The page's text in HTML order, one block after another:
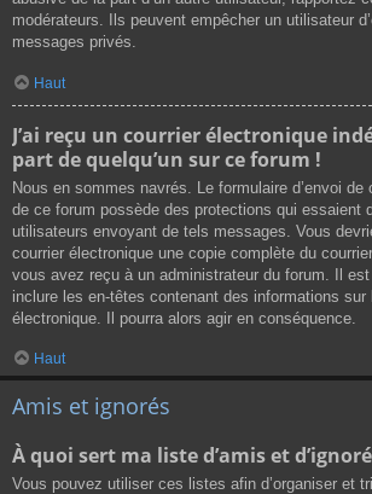
modérateurs. Ils peuvent empêcher un utilisateur
messages privés.
Haut
J’ai reçu un courrier électronique
part de quelqu’un sur ce forum !
Nous en sommes navrés. Le formulaire d’envoi de
de ce forum possède des protections qui essaient
utilisateurs envoyant de tels messages. Vous
courrier électronique une copie complète du
vous avez reçu à un administrateur du forum. Il est
inclure les en-têtes contenant des informations sur
électronique. Il pourra alors agir en conséquence.
Haut
Amis et ignorés
À quoi sert ma liste d’amis et
Vous pouvez utiliser ces listes afin d’organiser et